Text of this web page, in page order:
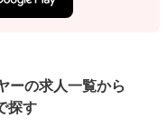
ーの求人一覧から
探す